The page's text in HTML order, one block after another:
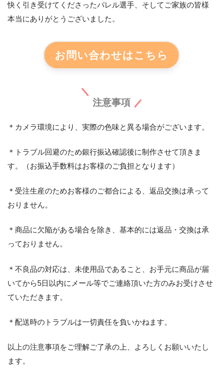
快く引き受けてくださったパレル選手、そしてご家族の皆様
本当にありがとうございました。
お問い合わせはこちら
注意事項
＊カメラ環境により、実際の色味と異る場合がございます。
＊トラブル回避のため銀行振込確認後に制作させて頂きま
す。（お振込手数料はお客様のご負担となります）
＊受注生産のためお客様のご都合による、返品交換は承って
おりません。
＊商品に欠陥がある場合を除き、基本的には返品・交換は承
っておりません。
＊不良品の対応は、未使用品であること、お手元に商品が届
いてから5日以内にメール等でご連絡頂いた方のみお受けさせ
ていただきます。
＊配送時のトラブルは一切責任を負いかねます。
以上の注意事項をご理解ご了承の上、よろしくお願いいたし
ます。